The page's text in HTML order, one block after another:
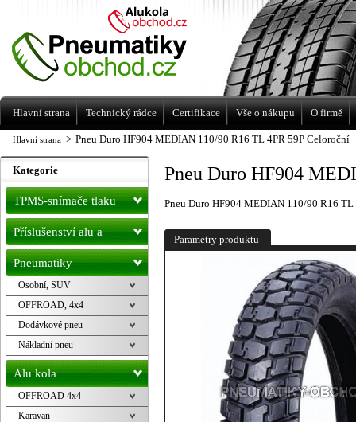
Hlavní strana > Pneu Duro HF904 MEDIAN 110/90 R16 TL 4PR 59P Celoroční
Pneu Duro HF904
Pneu Duro HF904 MEDIAN 110/90 R16
Parametry produktu
Kategorie
TPMS-snímače tlaku
Příslušenství alu a
pneu
Pneumatiky
Osobní, SUV
OFFROAD, 4x4
Dodávkové pneu
Nákladní pneu
Alu kola
OFFROAD 4x4
Karavan
Levné pneumatiky letní, zimní, Alu kola
a litá kola Racing Line
Hlavní strana Technický rádce Certifikace Vše o nákupu O firmě